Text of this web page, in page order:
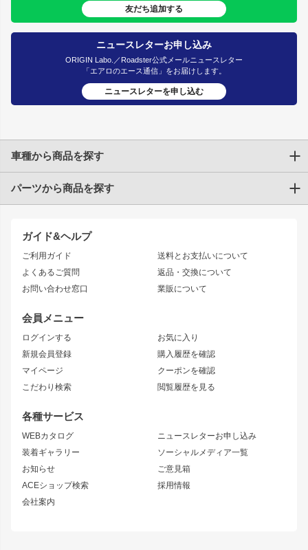
友だち追加する
ニュースレターお申し込み
ORIGIN Labo.／Roadster公式メールニュースレター
「エアロのエース通信」をお届けします。
ニュースレターを申し込む
ガイド&ヘルプ
ご利用ガイド
よくあるご質問
お問い合わせ窓口
送料とお支払いについて
返品・交換について
業販について
会員メニュー
ログインする
新規会員登録
マイページ
こだわり検索
お気に入り
購入履歴を確認
クーポンを確認
閲覧履歴を見る
各種サービス
WEBカタログ
装着ギャラリー
お知らせ
ACEショップ検索
会社案内
ニュースレターお申し込み
ソーシャルメディア一覧
ご意見箱
採用情報
車種から商品を探す
トヨタ
JZX90 CHASER
JZX110 MARK II
JZX100 MARK II
JZX90 MARK II
トレノ
マークX
アリスト
ソアラ
アルテッツァ
ニッサン
S15 シルビア
S14 シルビア 後期
S13 シルビア
180SX
シルエイティ
ワンビア
ローレル
セフィーロ
キャラバン
スズキ
パーツから商品を探す
エアロシリーズ
ドリフトライン
風神
雷神
レーシングライン
アタックライン
ストリームライン
リアウイング
ジムニーパーツ
ホイール
MUD-S7
MUD-SR7
まつど家 鉄漢